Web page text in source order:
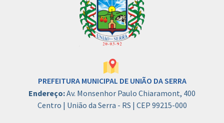
PREFEITURA MUNICIPAL DE UNIÃO DA SERRA
Endereço:Av. Monsenhor Paulo Chiaramont, 400
Centro | União da Serra - RS | CEP 99215-000